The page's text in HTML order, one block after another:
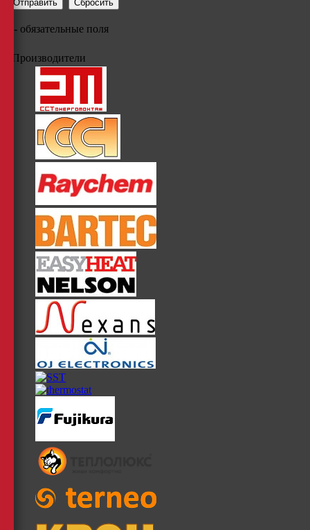
- обязательные поля
Производители